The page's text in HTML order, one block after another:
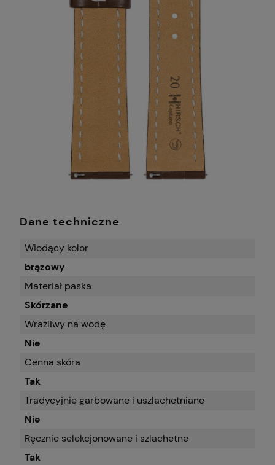
Dane techniczne
Wiodący kolor
brązowy
Materiał paska
Skórzane
Wrażliwy na wodę
Nie
Cenna skóra
Tak
Tradycyjnie garbowane i uszlachetniane
Nie
Ręcznie selekcjonowane i szlachetne
Tak